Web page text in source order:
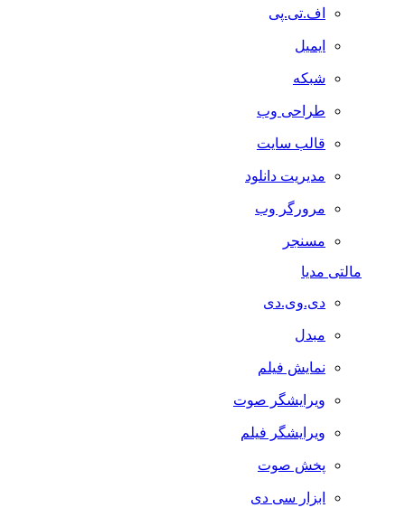
اف.تی.پی
ایمیل
شبکه
طراحی وب
قالب سایت
مدیریت دانلود
مرورگر وب
مسنجر
مالتی مدیا
دی.وی.دی
مبدل
نمایش فیلم
ویرایشگر صوت
ویرایشگر فیلم
پخش صوت
ابزار سی دی